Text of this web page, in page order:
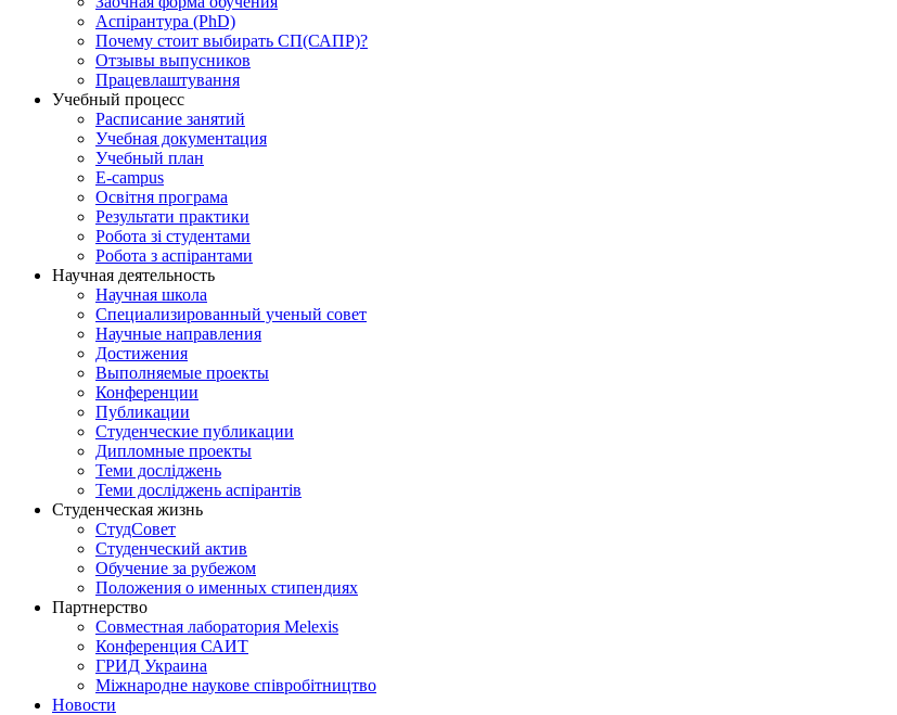
Aспірантура (PhD)
Почему стоит выбирать СП(САПР)?
Отзывы выпусников
Працевлаштування
Учебный процесс
Расписание занятий
Учебная документация
Учебный план
E-campus
Освітня програма
Результати практики
Робота зі студентами
Робота з аспірантами
Научная деятельность
Научная школа
Специализированный ученый совет
Научные направления
Достижения
Выполняемые проекты
Конференции
Публикации
Студенческие публикации
Дипломные проекты
Теми досліджень
Теми досліджень аспірантів
Студенческая жизнь
СтудСовет
Студенческий актив
Обучение за рубежом
Положения о именных стипендиях
Партнерство
Совместная лаборатория Melexis
Конференция САИТ
ГРИД Украина
Міжнародне наукове співробітництво
Новости